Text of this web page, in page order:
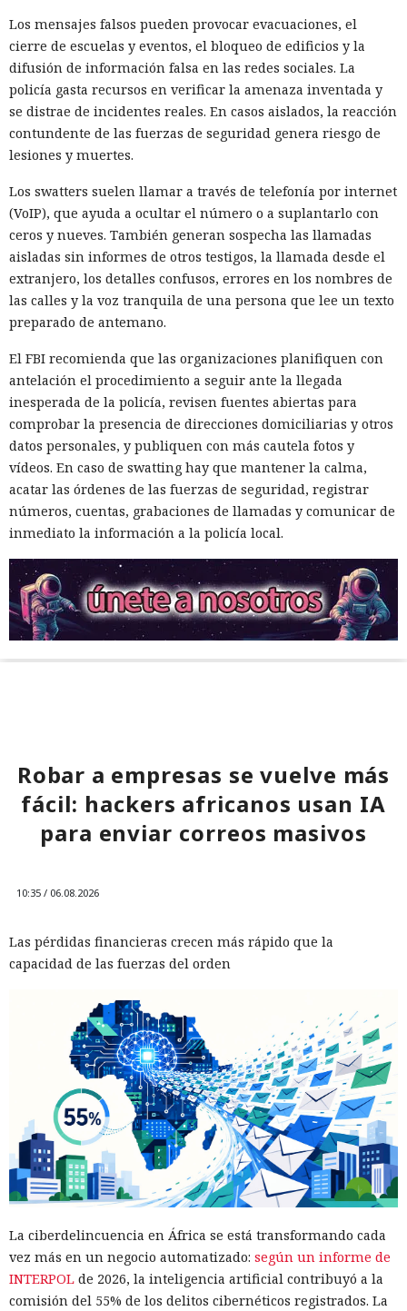
Los mensajes falsos pueden provocar evacuaciones, el
cierre de escuelas y eventos, el bloqueo de edificios y la
difusión de información falsa en las redes sociales. La
policía gasta recursos en verificar la amenaza inventada y
se distrae de incidentes reales. En casos aislados, la reacción
contundente de las fuerzas de seguridad genera riesgo de
lesiones y muertes.
Los swatters suelen llamar a través de telefonía por internet
(VoIP), que ayuda a ocultar el número o a suplantarlo con
ceros y nueves. También generan sospecha las llamadas
aisladas sin informes de otros testigos, la llamada desde el
extranjero, los detalles confusos, errores en los nombres de
las calles y la voz tranquila de una persona que lee un texto
preparado de antemano.
El FBI recomienda que las organizaciones planifiquen con
antelación el procedimiento a seguir ante la llegada
inesperada de la policía, revisen fuentes abiertas para
comprobar la presencia de direcciones domiciliarias y otros
datos personales, y publiquen con más cautela fotos y
vídeos. En caso de swatting hay que mantener la calma,
acatar las órdenes de las fuerzas de seguridad, registrar
números, cuentas, grabaciones de llamadas y comunicar de
inmediato la información a la policía local.
Robar a empresas se vuelve más
fácil: hackers africanos usan IA
para enviar correos masivos
10:35 / 06.08.2026
Las pérdidas financieras crecen más rápido que la
capacidad de las fuerzas del orden
La ciberdelincuencia en África se está transformando cada
vez más en un negocio automatizado: según un informe de
INTERPOL de 2026, la inteligencia artificial contribuyó a la
comisión del 55% de los delitos cibernéticos registrados. La